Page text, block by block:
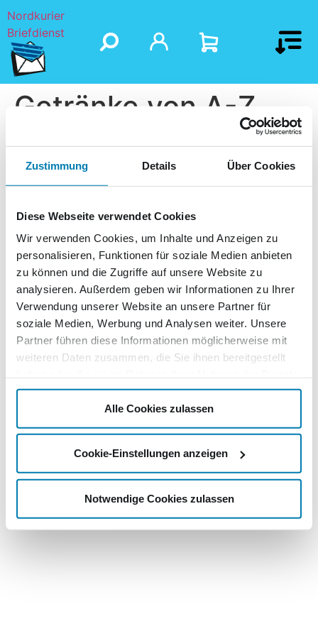
Zustimmung Details Über Cookies
Diese Webseite verwendet Cookies
Wir verwenden Cookies, um Inhalte und Anzeigen zu
personalisieren, Funktionen für soziale Medien anbieten
zu können und die Zugriffe auf unsere Website zu
analysieren. Außerdem geben wir Informationen zu Ihrer
Verwendung unserer Website an unsere Partner für
soziale Medien, Werbung und Analysen weiter. Unsere
Partner führen diese Informationen möglicherweise mit
weiteren Daten zusammen, die Sie ihnen bereitgestellt
gesammelt haben.
Alle Cookies zulassen
Cookie-Einstellungen anzeigen
Notwendige Cookies zulassen
Nordkurier
Briefdienst
Getränke von A-Z
Fachmarkt GmbH